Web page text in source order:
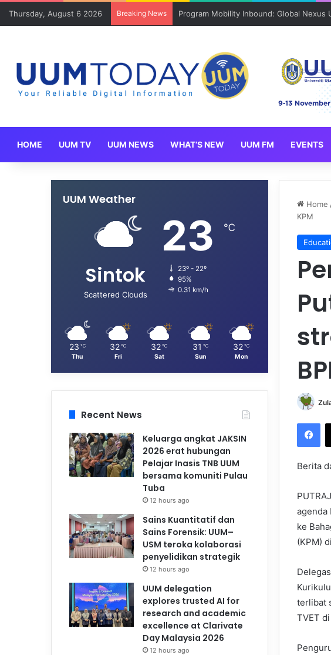
Thursday, August 6 2026 Breaking News Program Mobility Inbound: Global Nexus
HOME UUM TV UUM NEWS WHAT’S NEW UUM FM EVENTS
Home
KPM
Berita
agenda
ke
(KPM)
terlibat
TVET
UUM Weather
Sintok
Scattered Clouds
23 ℃
23º - 22º
95%
0.31 km/h
23 ℃
Thu
32 ℃
Fri
32 ℃
Sat
31 ℃
Sun
32 ℃
Mon
Recent News
Keluarga angkat JAKSIN
2026 erat hubungan
Pelajar Inasis TNB UUM
bersama komuniti Pulau
Tuba
12 hours ago
Sains Kuantitatif dan
Sains Forensik: UUM–
USM teroka kolaborasi
penyelidikan strategik
12 hours ago
UUM delegation
explores trusted AI for
research and academic
excellence at Clarivate
Day Malaysia 2026
12 hours ago